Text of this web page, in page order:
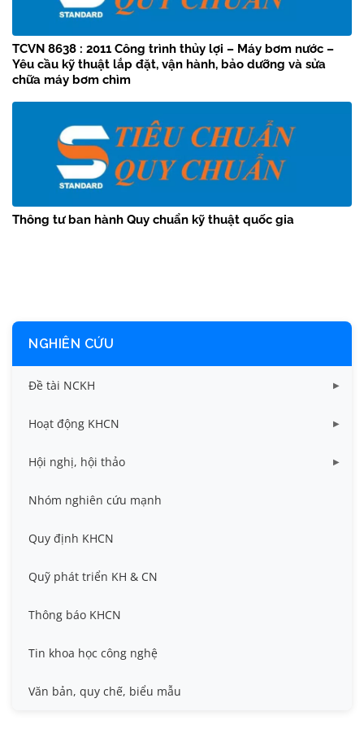
TCVN 8638 : 2011 Công trình thủy lợi – Máy bơm nước –
Yêu cầu kỹ thuật lắp đặt, vận hành, bảo dưỡng và sửa
chữa máy bơm chìm
Thông tư ban hành Quy chuẩn kỹ thuật quốc gia
NGHIÊN CỨU
Đề tài NCKH
Dữ liệu Đề tài cấp Bộ
Dữ liệu Đề tài cấp Cơ sở
Hoạt động KHCN
Công bố khoa học
Đề tài cấp Bộ, Thành phố
Hội nghị, hội thảo
Hội nghị khoa học thường niên
Hội nghị Khoa học sinh viên
Hội nghị quốc tế và hội nghị khác
Nhóm nghiên cứu mạnh
Quy định KHCN
Quỹ phát triển KH & CN
Thông báo KHCN
Tin khoa học công nghệ
Văn bản, quy chế, biểu mẫu